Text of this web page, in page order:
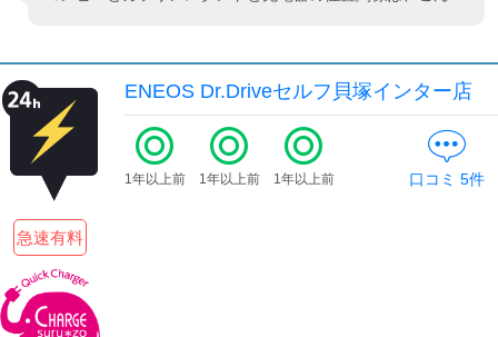
ENEOS Dr.Driveセルフ貝塚インター店
急速有料
1年以上前 1年以上前 1年以上前 口コミ 5件